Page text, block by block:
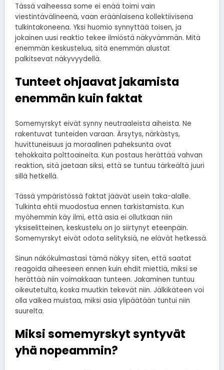
Tässä vaiheessa some ei enää toimi vain
viestintävälineenä, vaan eräänlaisena kollektiivisena
tulkintakoneena. Yksi huomio synnyttää toisen, ja
jokainen uusi reaktio tekee ilmiöstä näkyvämmän. Mitä
enemmän keskustelua, sitä enemmän alustat
palkitsevat näkyvyydellä.
Tunteet ohjaavat jakamista
enemmän kuin faktat
Somemyrskyt eivät synny neutraaleista aiheista. Ne
rakentuvat tunteiden varaan. Ärsytys, närkästys,
huvittuneisuus ja moraalinen paheksunta ovat
tehokkaita polttoaineita. Kun postaus herättää vahvan
reaktion, sitä jaetaan siksi, että se tuntuu tärkeältä juuri
sillä hetkellä.
Tässä ympäristössä faktat jäävät usein taka-alalle.
Tulkinta ehtii muodostua ennen tarkistamista. Kun
myöhemmin käy ilmi, että asia ei ollutkaan niin
yksiselitteinen, keskustelu on jo siirtynyt eteenpäin.
Somemyrskyt eivät odota selityksiä, ne elävät hetkessä.
Sinun näkökulmastasi tämä näkyy siten, että saatat
reagoida aiheeseen ennen kuin ehdit miettiä, miksi se
herättää niin voimakkaan tunteen. Jakaminen tuntuu
oikeutetulta, koska muutkin tekevät niin. Jälkikäteen voi
olla vaikea muistaa, miksi asia ylipäätään tuntui niin
suurelta.
Miksi somemyrskyt syntyvät
yhä nopeammin?